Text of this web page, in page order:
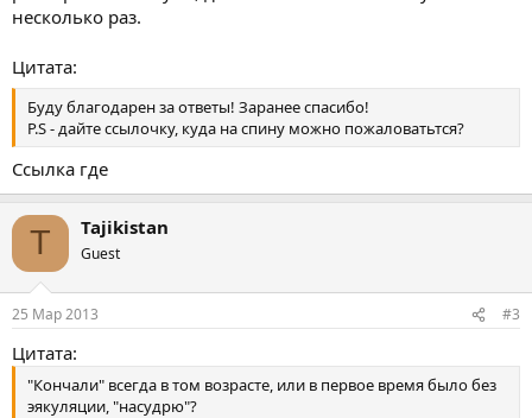
несколько раз.
Цитата:
Буду благодарен за ответы! Заранее спасибо!
P.S - дайте ссылочку, куда на спину можно пожаловатьтся?
Ссылка где
T Tajikistan
Guest
25 Мар 2013 #3
Цитата:
"Кончали" всегда в том возрасте, или в первое время было без
эякуляции, "насудрю"?